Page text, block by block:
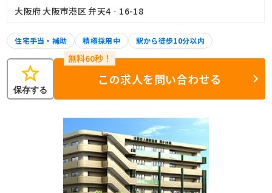
大阪府 大阪市港区 弁天4‐16-18
住宅手当・補助 積極採用中 駅から徒歩10分以内
star
保存する
この求人を問い合わせる